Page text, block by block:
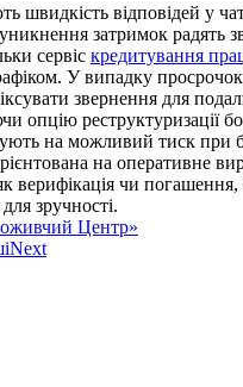
швидкість відповідей у
затримок радять
сервіс кредитування
У випадку просрочок
звернення для
опцію реструктуризації
на можливий тиск при
на оперативне
верифікація чи
зручності.
Центр»
Next